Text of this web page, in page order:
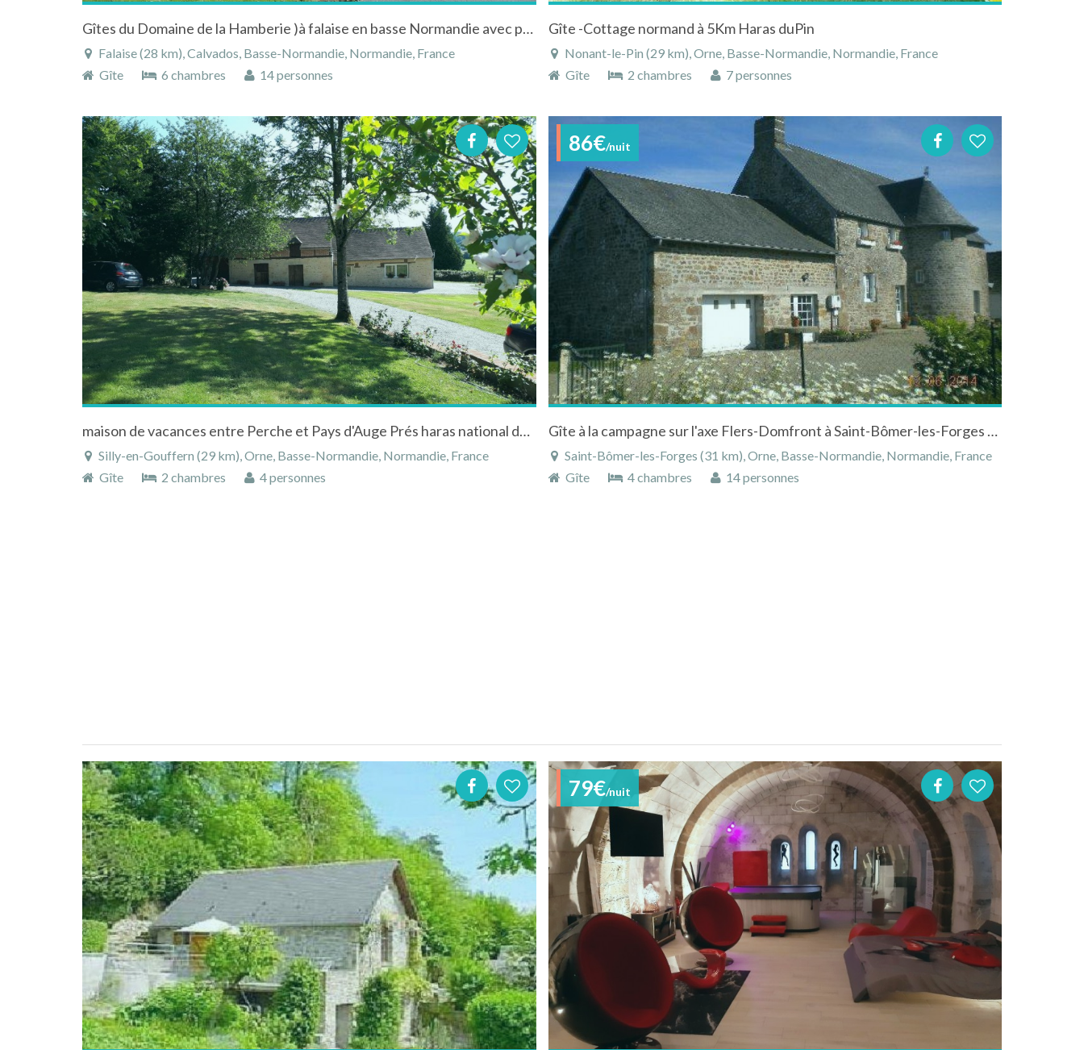
Gîtes du Domaine de la Hamberie )à falaise en basse Normandie avec piscine et accès handicapé
Falaise (28 km), Calvados, Basse-Normandie, Normandie, France
Gîte
6 chambres 14 personnes
Gîte -Cottage normand à 5Km Haras duPin
Nonant-le-Pin (29 km), Orne, Basse-Normandie, Normandie, France
Gîte
2 chambres 7 personnes
maison de vacances entre Perche et Pays d'Auge Prés haras national du pin
Silly-en-Gouffern (29 km), Orne, Basse-Normandie, Normandie, France
Gîte
2 chambres 4 personnes
86€/nuit
Gîte à la campagne sur l'axe Flers-Domfront à Saint-Bômer-les-Forges en Normandie
Saint-Bômer-les-Forges (31 km), Orne, Basse-Normandie, Normandie, France
Gîte
4 chambres 14 personnes
79€/nuit